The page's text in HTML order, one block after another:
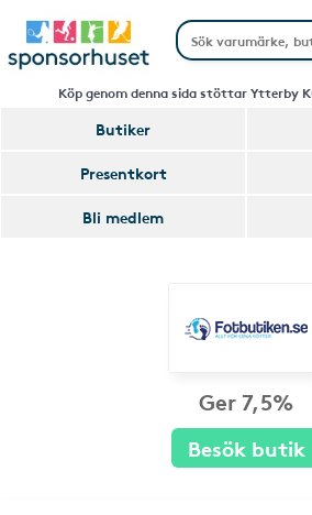
Köp genom denna sida stöttar Ytterby
Butiker
Presentkort
Bli medlem
Ger 7,5%
Besök butik